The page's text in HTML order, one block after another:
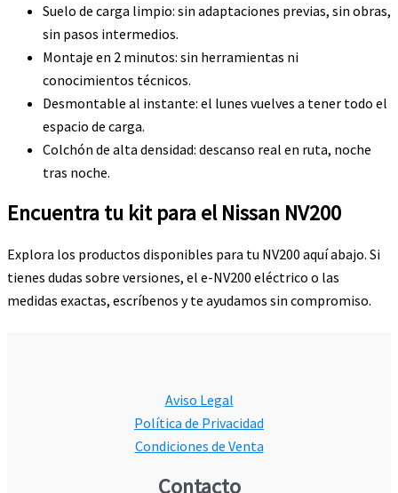
Suelo de carga limpio: sin adaptaciones previas, sin obras,
sin pasos intermedios.
Montaje en 2 minutos: sin herramientas ni
conocimientos técnicos.
Desmontable al instante: el lunes vuelves a tener todo el
espacio de carga.
Colchón de alta densidad: descanso real en ruta, noche
tras noche.
Encuentra tu kit para el Nissan NV200
Explora los productos disponibles para tu NV200 aquí abajo. Si
tienes dudas sobre versiones, el e-NV200 eléctrico o las
medidas exactas, escríbenos y te ayudamos sin compromiso.
Aviso Legal
Política de Privacidad
Condiciones de Venta
Contacto